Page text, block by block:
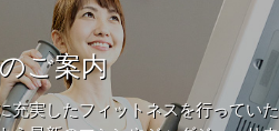
ご案内
充実したフィットネスを行っていた